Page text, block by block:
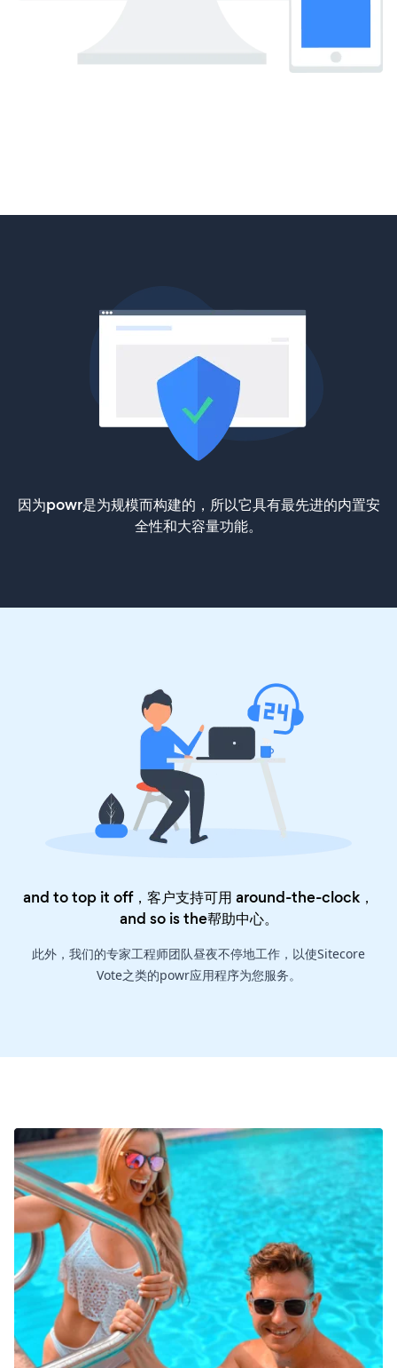
因为powr是为规模而构建的，所以它具有最先进的内置安
全性和大容量功能。
and to top it off，客户支持可用 around-the-clock，
and so is the帮助中心。
此外，我们的专家工程师团队昼夜不停地工作，以使Sitecore
Vote之类的powr应用程序为您服务。